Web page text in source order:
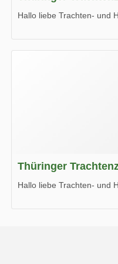
Hallo liebe Trachten- und
Wir wünschen Euch viel
Thüringer
Hallo liebe Trachten- und